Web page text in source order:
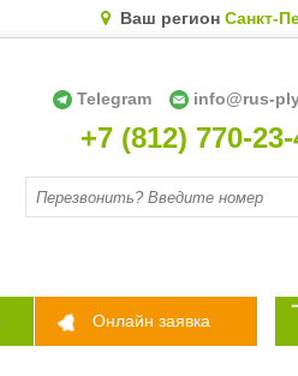
Ваш регион Санкт-
Telegram info@rus-
+7 (812) 770-
Онлайн заявка